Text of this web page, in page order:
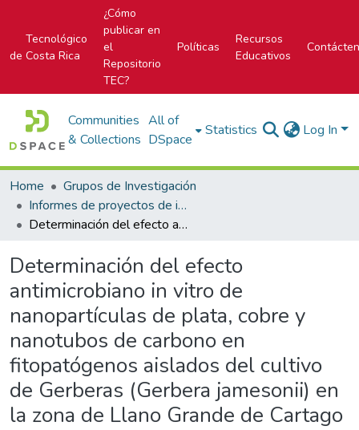
Tecnológico
de Costa Rica
¿Cómo
publicar en
el
Repositorio
TEC?
Políticas
Recursos
Educativos
Communities
& Collections
All of
DSpace
Statistics Log In
Home
Grupos de Investigación
Informes de proyectos de investigación
Determinación del efecto antimicrobiano in vitro de nanopartículas de plata, cobre y nanotubos de carbono en fitopatógenos aislados del cultivo de Gerberas (Gerbera jamesonii) en la zona de Llano Grande de Cartago
Determinación del efecto
antimicrobiano in vitro de
nanopartículas de plata, cobre y
nanotubos de carbono en
fitopatógenos aislados del cultivo
de Gerberas (Gerbera jamesonii) en
la zona de Llano Grande de Cartago